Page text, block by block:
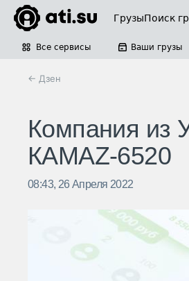
ГрузыПоиск
Все сервисы Ваши грузы
← Дзен
Компания из
КАМАZ-6520
08:43, 26 Апреля 2022